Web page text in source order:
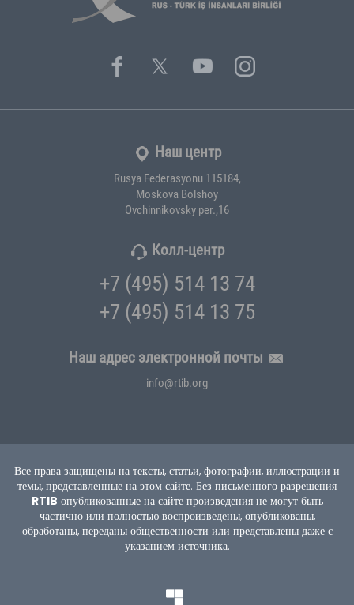
Наш центр
Rusya Federasyonu 115184,
Moskova Bolshoy
Ovchinnikovsky per.,16
Колл-центр
+7 (495) 514 13 74
+7 (495) 514 13 75
Наш адрес электронной почты
info@rtib.org
Все права защищены на тексты, статьи, фотографии, иллюстрации и
темы, представленные на этом сайте. Без письменного разрешения
RTIB опубликованные на сайте произведения не могут быть
частично или полностью воспроизведены, опубликованы,
обработаны, переданы общественности или представлены даже с
указанием источника.
TEKNOBURSA